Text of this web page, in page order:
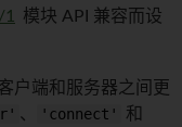
模块 API 兼容而设
户端和服务器之间更
、 'connect'
和